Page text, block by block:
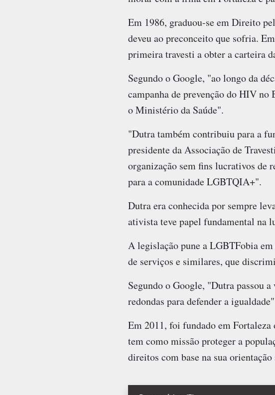
Em 1986, graduou-se em Direito
deveu ao preconceito que sofria.
primeira travesti a obter a carteira
Segundo o Google, "ao longo da
campanha de prevenção do HIV
o Ministério da Saúde".
"Dutra também contribuiu para a
presidente da Associação de
organização sem fins lucrativos de
para a comunidade LGBTQIA+".
Dutra era conhecida por sempre
ativista teve papel fundamental na
A legislação pune a LGBTFobia
de serviços e similares, que
Segundo o Google, "Dutra passou
redondas para defender a
Em 2011, foi fundado em
tem como missão proteger a
direitos com base na sua